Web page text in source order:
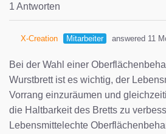
1 Antworten
X-Creation Mitarbeiter answered 11
Bei der Wahl einer
Wurstbrett ist es wichtig, der
Vorrang einzuräumen und
die Haltbarkeit des Bretts zu
Lebensmittelechte